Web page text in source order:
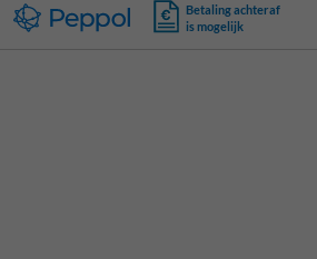
Betaling achteraf
is mogelijk